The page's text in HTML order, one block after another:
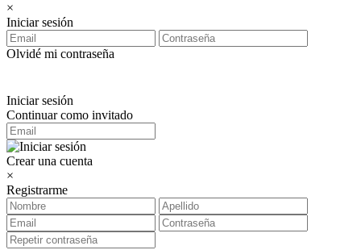
×
Iniciar sesión
Olvidé mi contraseña
Iniciar sesión
Continuar como invitado
Crear una cuenta
×
Registrarme